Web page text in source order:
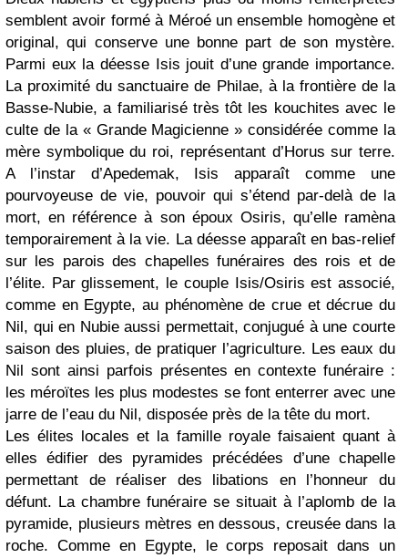
semblent avoir formé à Méroé un ensemble homogène et
original, qui conserve une bonne part de son mystère.
Parmi eux la déesse Isis jouit d’une grande importance.
La proximité du sanctuaire de Philae, à la frontière de la
Basse-Nubie, a familiarisé très tôt les kouchites avec le
culte de la « Grande Magicienne » considérée comme la
mère symbolique du roi, représentant d’Horus sur terre.
A l’instar d’Apedemak, Isis apparaît comme une
pourvoyeuse de vie, pouvoir qui s’étend par-delà de la
mort, en référence à son époux Osiris, qu’elle ramèna
temporairement à la vie. La déesse apparaît en bas-relief
sur les parois des chapelles funéraires des rois et de
l’élite. Par glissement, le couple Isis/Osiris est associé,
comme en Egypte, au phénomène de crue et décrue du
Nil, qui en Nubie aussi permettait, conjugué à une courte
saison des pluies, de pratiquer l’agriculture. Les eaux du
Nil sont ainsi parfois présentes en contexte funéraire :
les méroïtes les plus modestes se font enterrer avec une
jarre de l’eau du Nil, disposée près de la tête du mort.
Les élites locales et la famille royale faisaient quant à
elles édifier des pyramides précédées d’une chapelle
permettant de réaliser des libations en l’honneur du
défunt. La chambre funéraire se situait à l’aplomb de la
pyramide, plusieurs mètres en dessous, creusée dans la
roche. Comme en Egypte, le corps reposait dans un